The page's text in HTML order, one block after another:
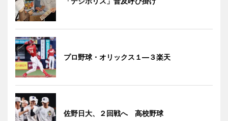
プロ野球・オリックス１―３楽天
佐野日大、２回戦へ 高校野球